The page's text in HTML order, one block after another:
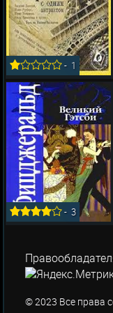
- 1
-3
© 2023 Все права